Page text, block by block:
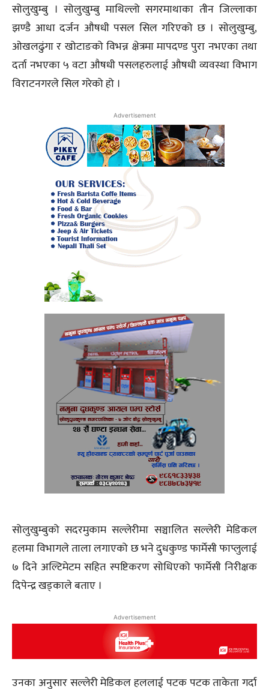
सोलुखुम्बु । सोलुखुम्बु माथिल्लो सगरमाथाका तीन जिल्लाका
झण्डै आधा दर्जन औषधी पसल सिल गरिएको छ । सोलुखुम्बु,
ओखलढुंगा र खोटाङको विभन्न क्षेत्रमा मापदण्ड पुरा नभएका तथा
दर्ता नभएका ५ वटा औषधी पसलहरुलाई औषधी व्यवस्था विभाग
विराटनगरले सिल गरेको हो ।
Advertisement
सोलुखुम्बुको सदरमुकाम सल्लेरीमा सञ्चालित सल्लेरी मेडिकल
हलमा विभागले ताला लगाएको छ भने दुधकुण्ड फार्मेसी फाप्लुलाई
७ दिने अल्टिमेटम सहित स्पष्टिकरण सोधिएको फार्मेसी निरीक्षक
दिपेन्द्र खड्काले बताए ।
Advertisement
उनका अनुसार सल्लेरी मेडिकल हललाई पटक पटक ताकेता गर्दा